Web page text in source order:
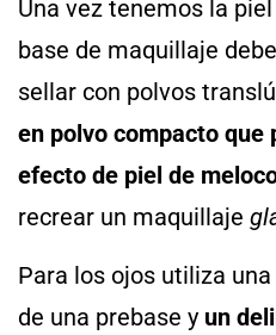
Una vez tenemos la
base de maquillaje
sellar con polvos
en polvo compacto que
efecto de piel de
recrear un maquillaje
Para los ojos utiliza
de una prebase y un